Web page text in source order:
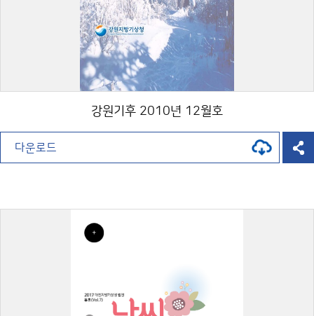
강원기후 2010년 12월호
다운로드